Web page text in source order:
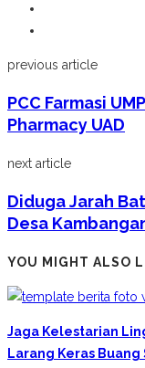
previous article
PCC Farmasi
Pharmacy UAD
next article
Diduga Jarah
Desa
YOU MIGHT ALSO
Jaga Kelestarian
Larang Keras Buang